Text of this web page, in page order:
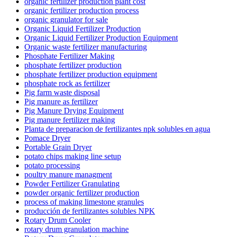
organic fertilizer production process
organic granulator for sale
Organic Liquid Fertilizer Production
Organic Liquid Fertilizer Production Equipment
Organic waste fertilizer manufacturing
Phosphate Fertilizer Making
phosphate fertilizer production
phosphate fertilizer production equipment
phosphate rock as fertilizer
Pig farm waste disposal
Pig manure as fertilizer
Pig Manure Drying Equipment
Pig manure fertilizer making
Planta de preparacion de fertilizantes npk solubles en agua
Pomace Dryer
Portable Grain Dryer
potato chips making line setup
potato processing
poultry manure managment
Powder Fertilizer Granulating
powder organic fertilizer production
process of making limestone granules
producción de fertilizantes solubles NPK
Rotary Drum Cooler
rotary drum granulation machine